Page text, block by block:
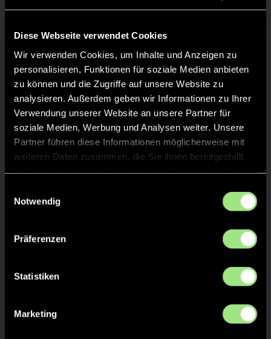
Diese Webseite verwendet Cookies
Wir verwenden Cookies, um Inhalte und Anzeigen zu
personalisieren, Funktionen für soziale Medien anbieten
zu können und die Zugriffe auf unsere Website zu
analysieren. Außerdem geben wir Informationen zu Ihrer
Verwendung unserer Website an unsere Partner für
soziale Medien, Werbung und Analysen weiter. Unsere
Partner führen diese Informationen möglicherweise mit
weiteren Daten zusammen, die Sie ihnen bereitgestellt
Notwendig
Präferenzen
Statistiken
Marketing
PhilipL.
15' ANPFIFF 2. Halbzeit
15' ABPFIFF 1. Halbzeit